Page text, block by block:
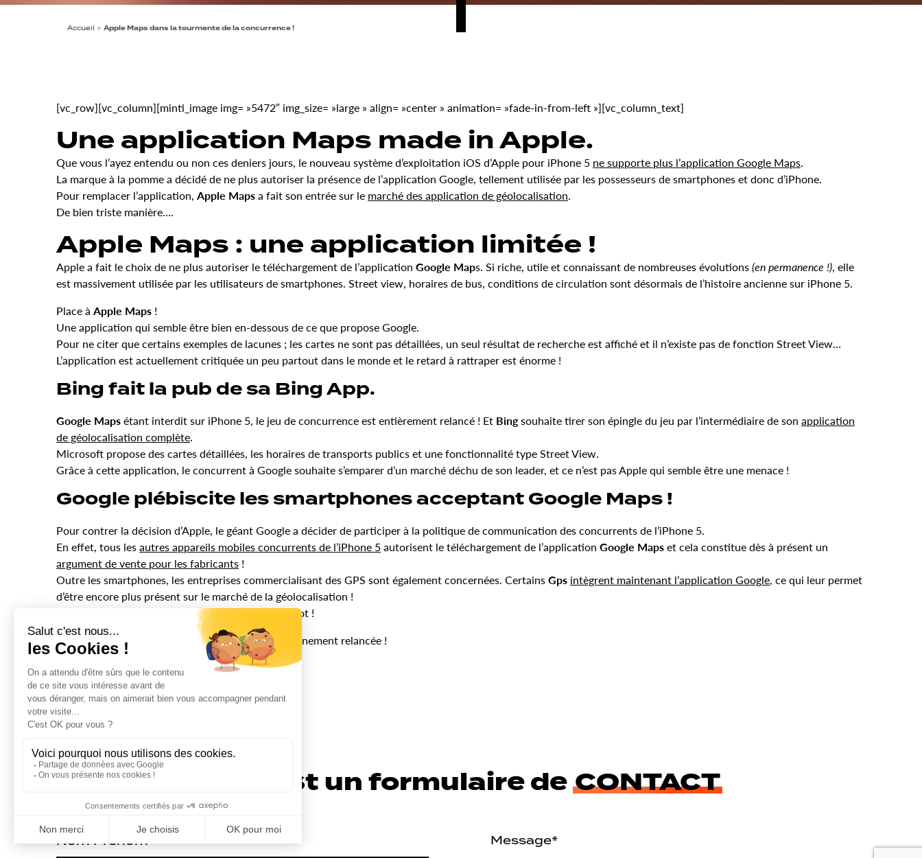
Accueil >Apple Maps dans la tourmente de la concurrence !
[vc_row][vc_column][minti_image img= »5472″ img_size= »large » align= »center » animation= »fade-in-from-left »][vc_column_text]
Une application Maps made in Apple.
Que vous l’ayez entendu ou non ces deniers jours, le nouveau système d’exploitation iOS d’Apple pour iPhone 5 ne supporte plus l’application Google Maps.
La marque à la pomme a décidé de ne plus autoriser la présence de l’application Google, tellement utilisée par les possesseurs de smartphones et donc d’iPhone.
Pour remplacer l’application, Apple Mapsa fait son entrée sur le marché des application de géolocalisation.
De bien triste manière….
Apple Maps : une application limitée !
Apple a fait le choix de ne plus autoriser le téléchargement de l’application Google Maps. Si riche, utile et connaissant de nombreuses évolutions(en permanence !), elle
est massivement utilisée par les utilisateurs de smartphones. Street view, horaires de bus, conditions de circulation sont désormais de l’histoire ancienne sur iPhone 5.
Place à Apple Maps !
Une application qui semble être bien en-dessous de ce que propose Google.
Pour ne citer que certains exemples de lacunes ; les cartes ne sont pas détaillées, un seul résultat de recherche est affiché et il n’existe pas de fonction Street View…
L’application est actuellement critiquée un peu partout dans le monde et le retard à rattraper est énorme !
Bing fait la pub de sa Bing App.
Google Mapsétant interdit sur iPhone 5, le jeu de concurrence est entièrement relancé ! Et Bingsouhaite tirer son épingle du jeu par l’intermédiaire de son application
de géolocalisation complète.
Microsoft propose des cartes détaillées, les horaires de transports publics et une fonctionnalité type Street View.
Grâce à cette application, le concurrent à Google souhaite s’emparer d’un marché déchu de son leader, et ce n’est pas Apple qui semble être une menace !
Google plébiscite les smartphones acceptant Google Maps !
Pour contrer la décision d’Apple, le géant Google a décider de participer à la politique de communication des concurrents de l’iPhone 5.
En effet, tous lesautres appareils mobiles concurrents de l’iPhone 5autorisent le téléchargement de l’application Google Mapset cela constitue dès à présent un
argument de vente pour les fabricants !
Outre les smartphones, les entreprises commercialisant des GPS sont également concernées. CertainsGps intègrent maintenant l’application Google, ce qui leur permet
d’être encore plus présent sur le marché de la géolocalisation !
Google n’a très certainement pas dit son dernier mot !
Apple n’a qu’à bien se tenir : la concurrence est pleinement relancée !
Source :Search Engine Land
[fblike]
Tweeter
Save
[/vc_column_text][/vc_column][/vc_row]
Ceci est un formulaire deCONTACT